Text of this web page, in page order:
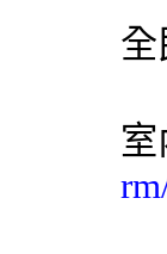
全